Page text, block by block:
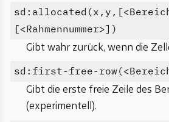
[<Rahmennummer>])
Gibt wahr zurück, wenn die
sd:first-free-
Gibt die erste freie Zeile des
(experimentell).